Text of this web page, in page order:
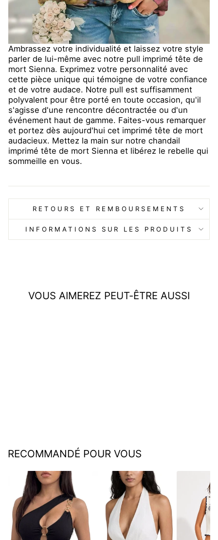
Ambrassez votre individualité et laissez votre style
parler de lui-même avec notre pull imprimé tête de
mort Sienna. Exprimez votre personnalité avec
cette pièce unique qui témoigne de votre confiance
et de votre audace. Notre pull est suffisamment
polyvalent pour être porté en toute occasion, qu'il
s'agisse d'une rencontre décontractée ou d'un
événement haut de gamme. Faites-vous remarquer
et portez dès aujourd'hui cet imprimé tête de mort
audacieux. Mettez la main sur notre chandail
imprimé tête de mort Sienna et libérez le rebelle qui
sommeille en vous.
RETOURS ET REMBOURSEMENTS
INFORMATIONS SUR LES PRODUITS
VOUS AIMEREZ PEUT-ÊTRE AUSSI
RECOMMANDÉ POUR VOUS